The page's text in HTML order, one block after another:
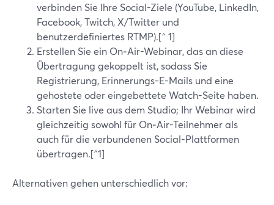
verbinden Sie Ihre Social-Ziele (YouTube, LinkedIn,
Facebook, Twitch, X/Twitter und
benutzerdefiniertes RTMP).[^ 1]
Erstellen Sie ein On‑Air-Webinar, das an diese
Übertragung gekoppelt ist, sodass Sie
Registrierung, Erinnerungs-E-Mails und eine
gehostete oder eingebettete Watch-Seite haben.
Starten Sie live aus dem Studio; Ihr Webinar wird
gleichzeitig sowohl für On‑Air-Teilnehmer als
auch für die verbundenen Social-Plattformen
übertragen.[^1]
Alternativen gehen unterschiedlich vor: